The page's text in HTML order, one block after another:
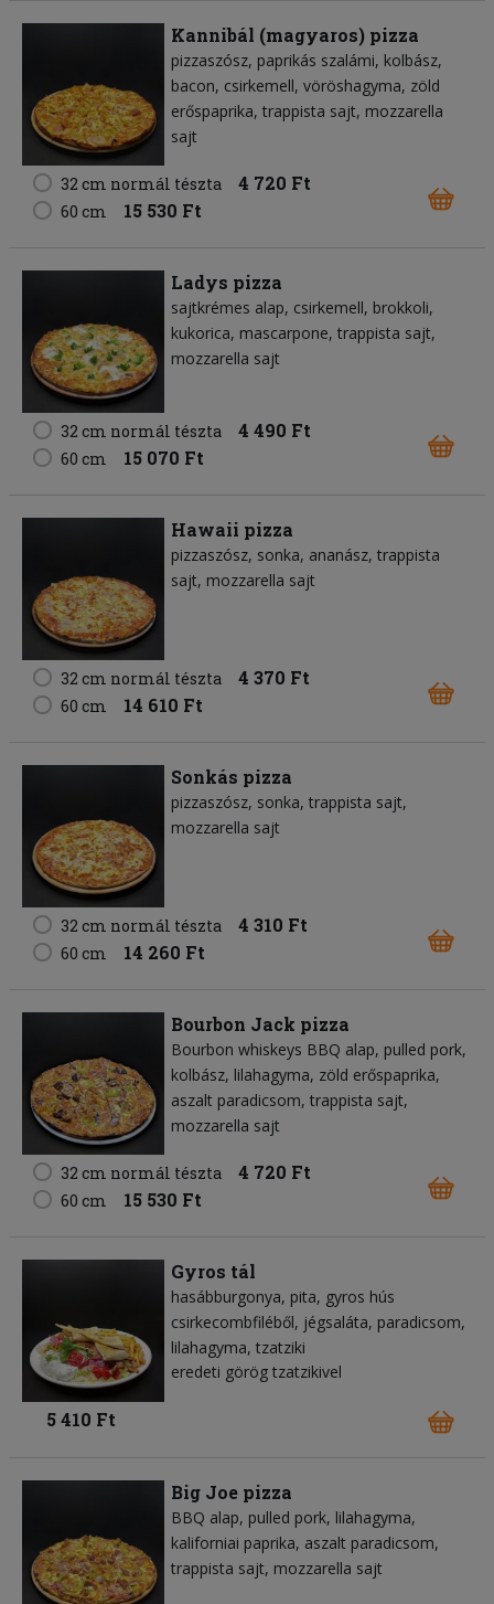
Kannibál (magyaros) pizza
pizzaszósz paprikás szalámi kolbász
bacon csirkemell vöröshagyma zöld
erőspaprika trappista sajt mozzarella
sajt
32 cm normál tészta 4 720 Ft
60 cm 15 530 Ft
Ladys pizza
sajtkrémes alap csirkemell brokkoli
kukorica mascarpone trappista sajt
mozzarella sajt
32 cm normál tészta 4 490 Ft
60 cm 15 070 Ft
Hawaii pizza
pizzaszósz sonka ananász trappista
sajt mozzarella sajt
32 cm normál tészta 4 370 Ft
60 cm 14 610 Ft
Sonkás pizza
pizzaszósz sonka trappista sajt
mozzarella sajt
32 cm normál tészta 4 310 Ft
60 cm 14 260 Ft
Bourbon Jack pizza
Bourbon whiskeys BBQ alap pulled pork
kolbász lilahagyma zöld erőspaprika
aszalt paradicsom trappista sajt
mozzarella sajt
32 cm normál tészta 4 720 Ft
60 cm 15 530 Ft
Gyros tál
hasábburgonya pita gyros hús
csirkecombfiléből jégsaláta paradicsom
lilahagyma tzatziki
eredeti görög tzatzikivel
5 410 Ft
Big Joe pizza
BBQ alap pulled pork lilahagyma
kaliforniai paprika aszalt paradicsom
trappista sajt mozzarella sajt